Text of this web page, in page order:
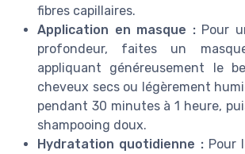
fibres capillaires.
Application en masque : Pour
profondeur, faites un
appliquant généreusement le
cheveux secs ou légèrement
pendant 30 minutes à 1 heure,
shampooing doux.
Hydratation quotidienne : Pour